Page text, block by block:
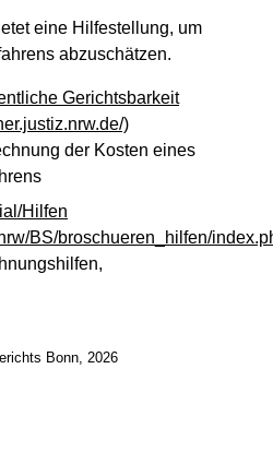
eine Hilfestellung, um
abzuschätzen.
Gerichtsbarkeit
)
der Kosten eines
Hilfen
BS/broschueren_hilfen/
Bonn, 2026